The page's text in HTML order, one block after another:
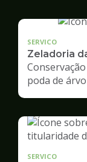
SERVICO
Zeladoria
poda de
SERVICO